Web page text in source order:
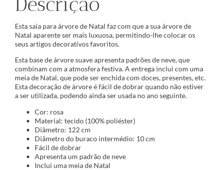
Esta saia para árvore de Natal faz com que a sua árvore de
Natal aparente ser mais luxuosa, permitindo-lhe colocar os
seus artigos decorativos favoritos.
Esta base de árvore suave apresenta padrões de neve, que
combinam com a atmosfera festiva. A entrega inclui com uma
meia de Natal, que pode ser enchida com doces, presentes, etc.
Esta decoração de árvore é fácil de dobrar quando não estiver
a ser utilizada, podendo ainda ser usada no ano seguinte.
Cor: rosa
Material: tecido (100% poliéster)
Diâmetro: 122 cm
Diâmetro do buraco intermédio: 10 cm
Fácil de dobrar
Apresenta um padrão de neve
Inclui uma meia de Natal